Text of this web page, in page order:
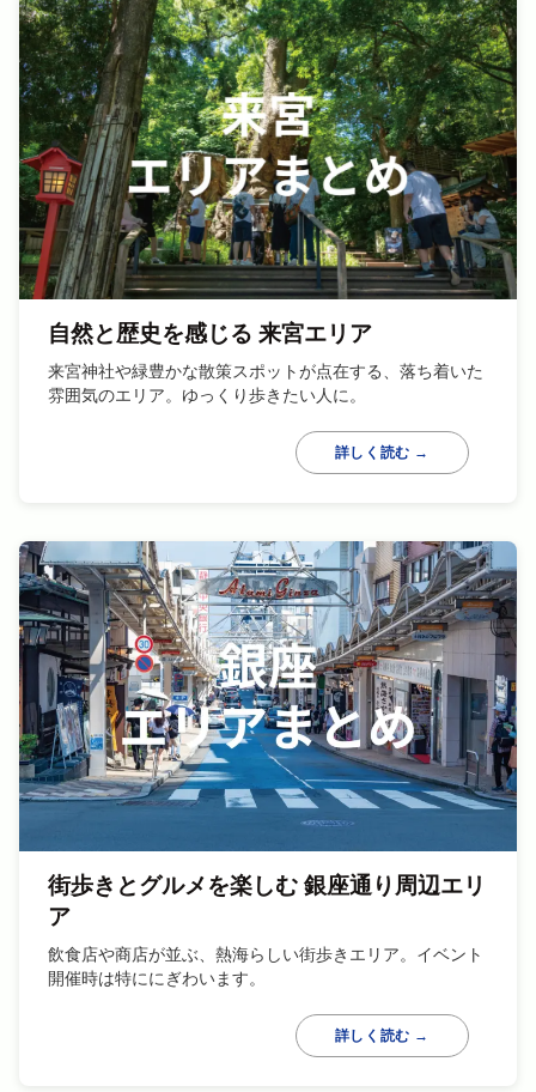
自然と歴史を感じる 来宮エリア
来宮神社や緑豊かな散策スポットが点在する、落ち着いた
雰囲気のエリア。ゆっくり歩きたい人に。
詳しく読む →
街歩きとグルメを楽しむ 銀座通り周辺エリ
ア
飲食店や商店が並ぶ、熱海らしい街歩きエリア。イベント
開催時は特ににぎわいます。
詳しく読む →